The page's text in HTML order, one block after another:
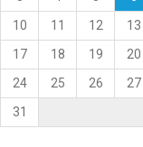
10
11 12 13
17
18 19 20
24
25 26 27
31